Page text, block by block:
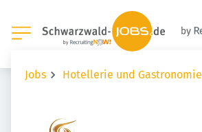
Jobs Hotellerie und Gastronomie